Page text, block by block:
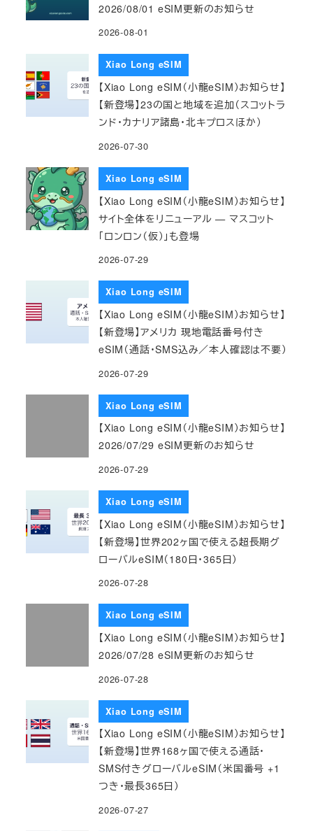
2026/08/01 eSIM更新のお知らせ
2026-08-01
Xiao Long eSIM
【Xiao Long eSIM（小龍eSIM）お知らせ】
【新登場】23の国と地域を追加（スコットラ
ンド・カナリア諸島・北キプロスほか）
2026-07-30
Xiao Long eSIM
【Xiao Long eSIM（小龍eSIM）お知らせ】
サイト全体をリニューアル — マスコット
「ロンロン（仮）」も登場
2026-07-29
Xiao Long eSIM
【Xiao Long eSIM（小龍eSIM）お知らせ】
【新登場】アメリカ 現地電話番号付き
eSIM（通話・SMS込み／本人確認は不要）
2026-07-29
Xiao Long eSIM
【Xiao Long eSIM（小龍eSIM）お知らせ】
2026/07/29 eSIM更新のお知らせ
2026-07-29
Xiao Long eSIM
【Xiao Long eSIM（小龍eSIM）お知らせ】
【新登場】世界202ヶ国で使える超長期グ
ローバルeSIM（180日・365日）
2026-07-28
Xiao Long eSIM
【Xiao Long eSIM（小龍eSIM）お知らせ】
2026/07/28 eSIM更新のお知らせ
2026-07-28
Xiao Long eSIM
【Xiao Long eSIM（小龍eSIM）お知らせ】
【新登場】世界168ヶ国で使える通話・
SMS付きグローバルeSIM（米国番号 +1
つき・最長365日）
2026-07-27